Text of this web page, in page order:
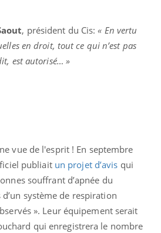
, président du Cis:« En vertu
en droit, tout ce qui n’est pas
est autorisé… »
vue de l'esprit ! En septembre
publiait un projet d’avis qui
souffrant d’apnée du
système de respiration
». Leur équipement serait
qui enregistrera le nombre